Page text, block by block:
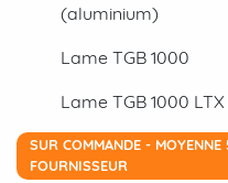
(aluminium)
Lame TGB 1000
Lame TGB 1000 LTX
SUR COMMANDE -
FOURNISSEUR